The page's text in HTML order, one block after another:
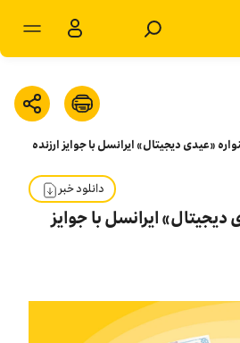
«عیدی دیجیتال» ایرانسل با جوایز ارزنده
دانلود خبر
ایرانسل با جوایز